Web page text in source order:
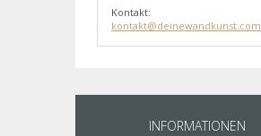
Kontakt:
kontakt@deinewandkunst.com
INFORMATIONEN